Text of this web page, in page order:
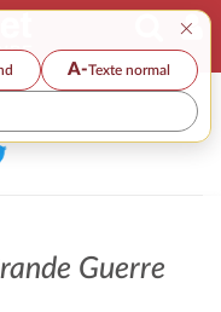
×
A-Texte normal
Guerre